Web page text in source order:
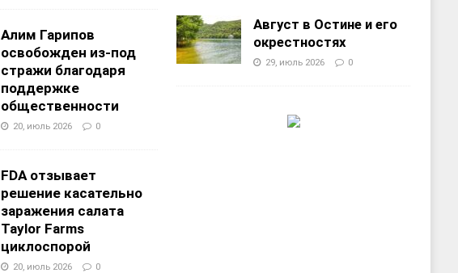
Алим Гарипов
освобожден из-под
стражи благодаря
поддержке
общественности
20, июль 2026 0
FDA отзывает
решение касательно
заражения салата
Taylor Farms
циклоспорой
20, июль 2026 0
Август в Остине и его
окрестностях
29, июль 2026 0